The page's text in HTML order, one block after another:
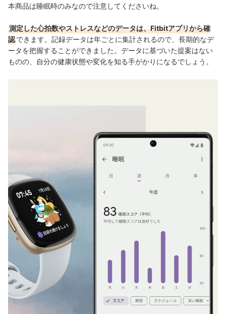
本商品は睡眠時のみなので注意してくださいね。
測定した心拍数やストレスなどのデータは、Fitbitアプリから確
認できます。記録データは年ごとに集計されるので、長期的なデ
ータを把握することができました。データに基づいた提案はない
ものの、自分の健康状態や変化を知る手がかりになるでしょう。